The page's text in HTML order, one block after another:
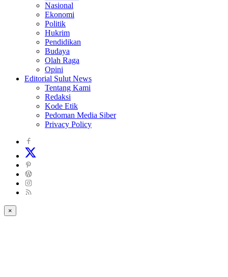
Nasional
Ekonomi
Politik
Hukrim
Pendidikan
Budaya
Olah Raga
Opini
Editorial Sulut News
Tentang Kami
Redaksi
Kode Etik
Pedoman Media Siber
Privacy Policy
×